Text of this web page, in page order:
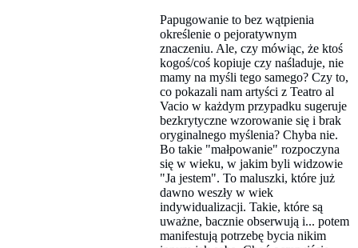
Papugowanie to bez wątpienia
określenie o pejoratywnym
znaczeniu. Ale, czy mówiąc, że ktoś
kogoś/coś kopiuje czy naśladuje, nie
mamy na myśli tego samego? Czy to,
co pokazali nam artyści z Teatro al
Vacio w każdym przypadku sugeruje
bezkrytyczne wzorowanie się i brak
oryginalnego myślenia? Chyba nie.
Bo takie "małpowanie" rozpoczyna
się w wieku, w jakim byli widzowie
"Ja jestem". To maluszki, które już
dawno weszły w wiek
indywidualizacji. Takie, które są
uważne, bacznie obserwują i... potem
manifestują potrzebę bycia nikim